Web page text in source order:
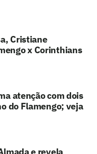
Cristiane
x Corinthians
atenção com dois
do Flamengo; veja
e revela